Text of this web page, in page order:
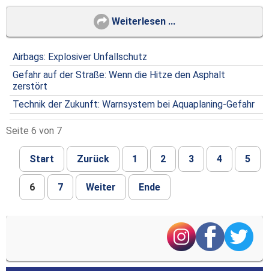
Weiterlesen ...
Airbags: Explosiver Unfallschutz
Gefahr auf der Straße: Wenn die Hitze den Asphalt
zerstört
Technik der Zukunft: Warnsystem bei Aquaplaning-Gefahr
Seite 6 von 7
Start Zurück 1 2 3 4 5
6 7 Weiter Ende